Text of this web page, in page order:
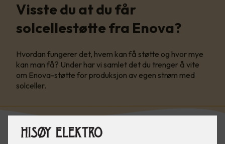
Visste du at du får
solcellestøtte fra Enova?
Hvordan fungerer det, hvem kan få støtte og hvor mye
kan man få? Under har vi samlet det du trenger å vite
om Enova-støtte for produksjon av egen strøm med
solceller.